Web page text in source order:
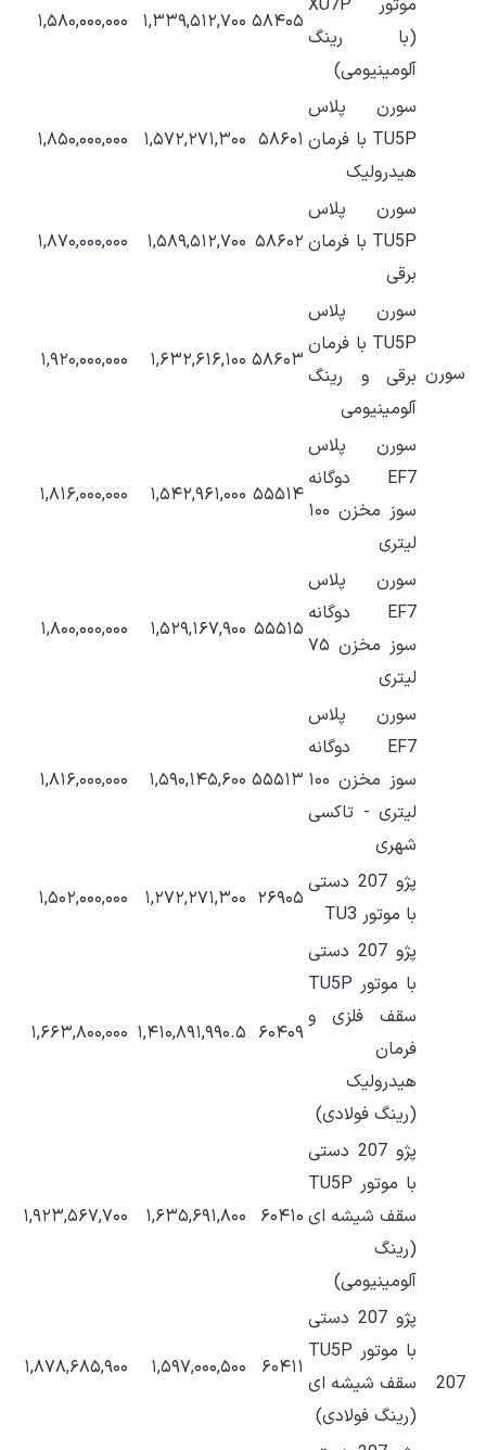
سورن
موتور XU7P
(با رینگ
آلومینیومی)
۵۸۴۰۵ ۱,۳۳۹,۵۱۲,۷۰۰ ۱,۵۸۰,۰۰۰,۰۰۰
سورن پلاس
TU5P با فرمان
هیدرولیک
۵۸۶۰۱ ۱,۵۷۲,۲۷۱,۳۰۰ ۱,۸۵۰,۰۰۰,۰۰۰
سورن پلاس
TU5P با فرمان
برقی
۵۸۶۰۲ ۱,۵۸۹,۵۱۲,۷۰۰ ۱,۸۷۰,۰۰۰,۰۰۰
سورن پلاس
TU5P با فرمان
برقی و رینگ
آلومینیومی
۵۸۶۰۳ ۱,۶۳۲,۶۱۶,۱۰۰ ۱,۹۲۰,۰۰۰,۰۰۰
سورن پلاس
EF7 دوگانه
سوز مخزن ۱۰۰
لیتری
۵۵۵۱۴ ۱,۵۴۲,۹۶۱,۰۰۰ ۱,۸۱۶,۰۰۰,۰۰۰
سورن پلاس
EF7 دوگانه
سوز مخزن ۷۵
لیتری
۵۵۵۱۵ ۱,۵۲۹,۱۶۷,۹۰۰ ۱,۸۰۰,۰۰۰,۰۰۰
سورن پلاس
EF7 دوگانه
سوز مخزن ۱۰۰
لیتری - تاکسی
شهری
۵۵۵۱۳ ۱,۵۹۰,۱۴۵,۶۰۰ ۱,۸۱۶,۰۰۰,۰۰۰
207
پژو 207 دستی
با موتور TU3
۲۶۹۰۵ ۱,۲۷۲,۲۷۱,۳۰۰ ۱,۵۰۲,۰۰۰,۰۰۰
پژو 207 دستی
با موتور TU5P
سقف فلزی و
فرمان
هیدرولیک
(رینگ فولادی)
۶۰۴۰۹ ۱,۴۱۰,۸۹۱,۹۹۰.۵ ۱,۶۶۳,۸۰۰,۰۰۰
پژو 207 دستی
با موتور TU5P
سقف شیشه ای
(رینگ
آلومینیومی)
۶۰۴۱۰ ۱,۶۳۵,۶۹۱,۸۰۰ ۱,۹۲۳,۵۶۷,۷۰۰
پژو 207 دستی
با موتور TU5P
سقف شیشه ای
(رینگ فولادی)
۶۰۴۱۱ ۱,۵۹۷,۰۰۰,۵۰۰ ۱,۸۷۸,۶۸۵,۹۰۰